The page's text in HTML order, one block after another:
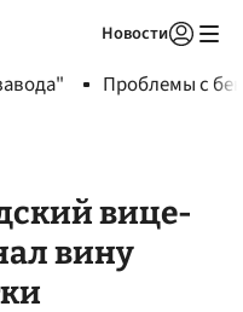
Новости
Проблемы с
вице-
вину